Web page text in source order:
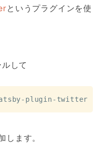
というプラグインを使
して
plugin-twitter
します。